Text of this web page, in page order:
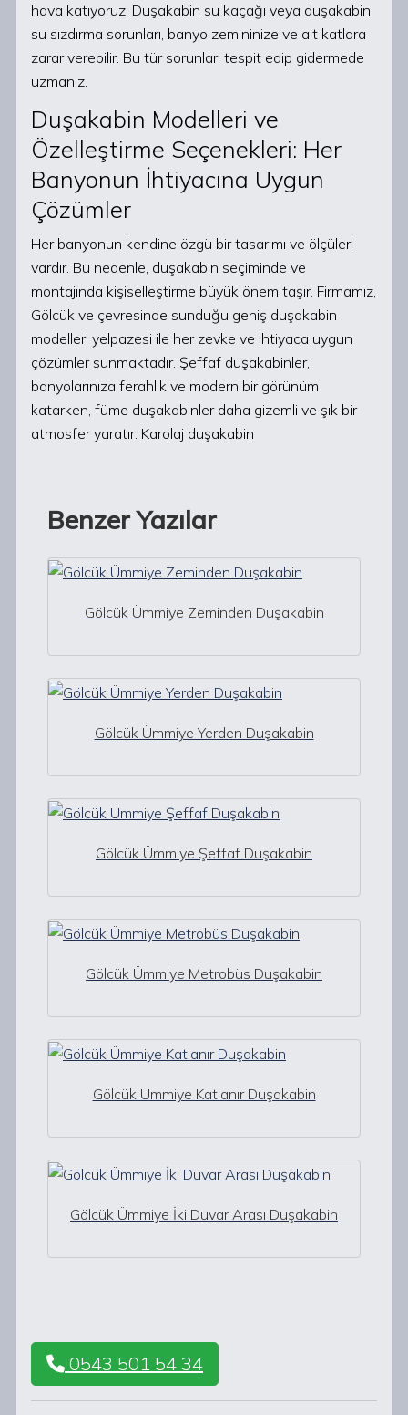
hava katıyoruz. Duşakabin su kaçağı veya duşakabin
su sızdırma sorunları, banyo zemininize ve alt katlara
zarar verebilir. Bu tür sorunları tespit edip gidermede
uzmanız.
Duşakabin Modelleri ve
Özelleştirme Seçenekleri: Her
Banyonun İhtiyacına Uygun
Çözümler
Her banyonun kendine özgü bir tasarımı ve ölçüleri
vardır. Bu nedenle, duşakabin seçiminde ve
montajında kişiselleştirme büyük önem taşır. Firmamız,
Gölcük ve çevresinde sunduğu geniş duşakabin
modelleri yelpazesi ile her zevke ve ihtiyaca uygun
çözümler sunmaktadır. Şeffaf duşakabinler,
banyolarınıza ferahlık ve modern bir görünüm
katarken, füme duşakabinler daha gizemli ve şık bir
atmosfer yaratır. Karolaj duşakabin
Benzer Yazılar
Gölcük Ümmiye Zeminden Duşakabin
Gölcük Ümmiye Yerden Duşakabin
Gölcük Ümmiye Şeffaf Duşakabin
Gölcük Ümmiye Metrobüs Duşakabin
Gölcük Ümmiye Katlanır Duşakabin
Gölcük Ümmiye İki Duvar Arası Duşakabin
0543 501 54 34